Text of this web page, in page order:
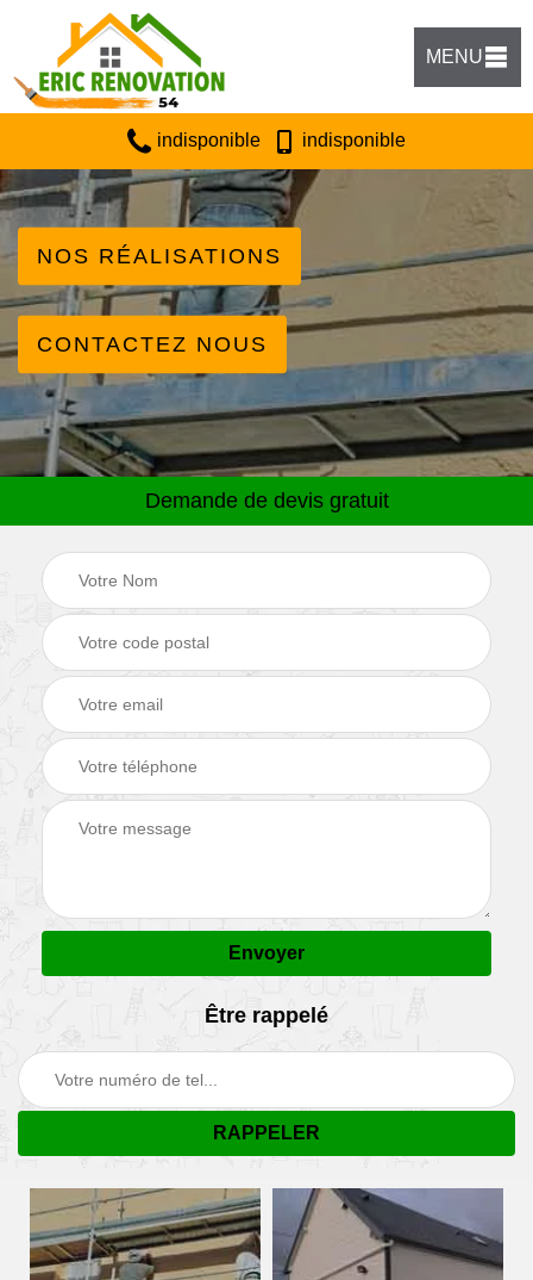
MENU
indisponible indisponible
NOS RÉALISATIONS
CONTACTEZ NOUS
Demande de devis gratuit
Être rappelé